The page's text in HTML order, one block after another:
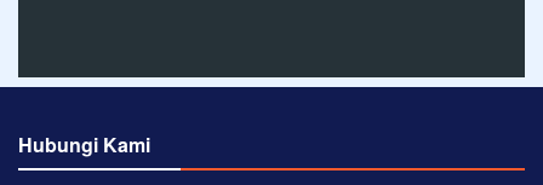
Hubungi Kami